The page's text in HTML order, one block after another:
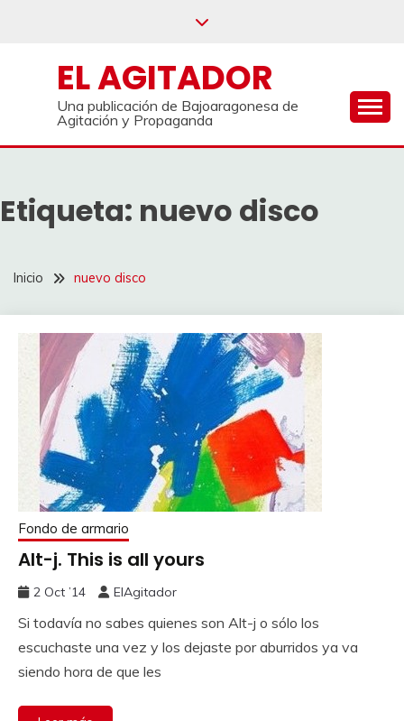
EL AGITADOR
Una publicación de Bajoaragonesa de
Agitación y Propaganda
Etiqueta: nuevo disco
Inicio nuevo disco
Fondo de armario
Alt-j. This is all yours
2 Oct ’14 ElAgitador
Si todavía no sabes quienes son Alt-j o sólo los
escuchaste una vez y los dejaste por aburridos ya va
siendo hora de que les